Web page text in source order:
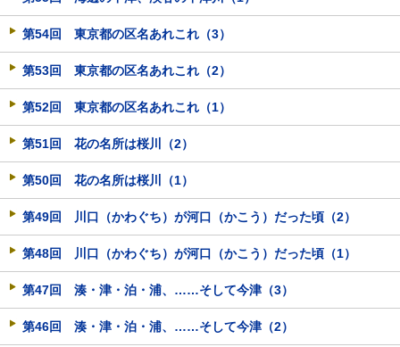
第54回 東京都の区名あれこれ（3）
第53回 東京都の区名あれこれ（2）
第52回 東京都の区名あれこれ（1）
第51回 花の名所は桜川（2）
第50回 花の名所は桜川（1）
第49回 川口（かわぐち）が河口（かこう）だった頃（2）
第48回 川口（かわぐち）が河口（かこう）だった頃（1）
第47回 湊・津・泊・浦、……そして今津（3）
第46回 湊・津・泊・浦、……そして今津（2）